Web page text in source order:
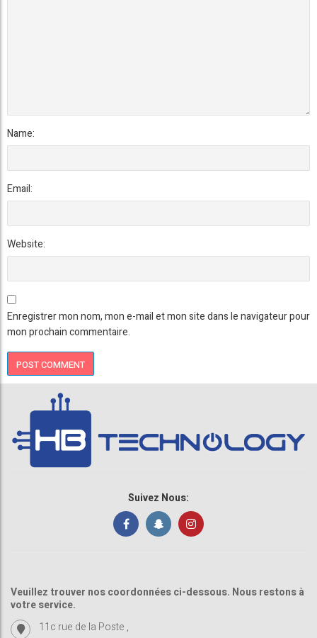
Name:
Email:
Website:
Enregistrer mon nom, mon e-mail et mon site dans le navigateur pour
mon prochain commentaire.
Suivez Nous:
Veuillez trouver nos coordonnées ci-dessous. Nous restons à
votre service.
11c rue de la Poste ,